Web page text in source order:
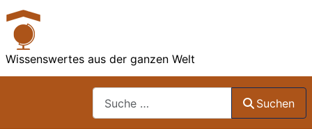
Wissenswertes aus der ganzen Welt
Suchen